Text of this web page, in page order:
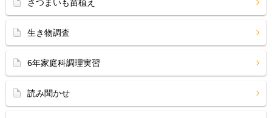
さつまいも苗植え
生き物調査
6年家庭科調理実習
読み聞かせ